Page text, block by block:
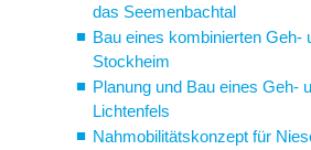
das Seemenbachtal
Bau eines kombinierten Geh-
Stockheim
Planung und Bau eines Geh-
Lichtenfels
Nahmobilitätskonzept für